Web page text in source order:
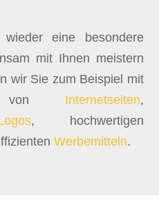
eine besondere
mit Ihnen meistern
wir Sie zum Beispiel mit
von Internetseiten,
, hochwertigen
Werbemitteln.